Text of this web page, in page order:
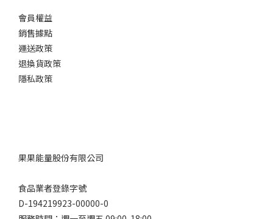
會員權益
銷售據點
運送政策
退換貨政策
隱私政策
果果能量股份有限公司
食品業者登錄字號
D-194219923-00000-0